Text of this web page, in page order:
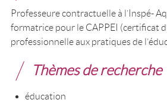
Professeure contractuelle à l’Inspé-
formatrice pour le CAPPEI (certificat
professionnelle aux pratiques de
Thèmes de recherche
éducation